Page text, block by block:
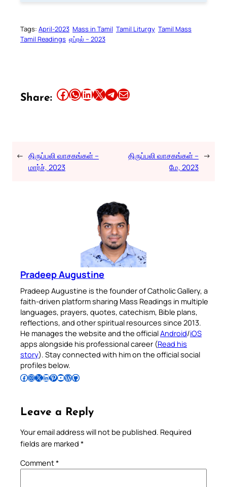
Tags: April-2023 Mass in Tamil Tamil Liturgy Tamil Mass
Tamil Readings ஏப்ரல் – 2023
Share: Share this article on Facebook Share this article on WhatsApp Share this article on LinkedIn Share this article on X Share this article on TelegramEmail this Article
← திருப்பலி வாசகங்கள் –
மார்ச், 2023
திருப்பலி வாசகங்கள் –
மே, 2023
→
Pradeep Augustine
Pradeep Augustine is the founder of Catholic Gallery, a
faith-driven platform sharing Mass Readings in multiple
languages, prayers, quotes, catechism, Bible plans,
reflections, and other spiritual resources since 2013.
He manages the website and the officialAndroid/iOS
apps alongside his professional career (Read his
story). Stay connected with him on the official social
profiles below.
Follow Pradeep on Facebook Follow Pradeep on InstagramFollow Pradeep on X Follow Pradeep on LinkedIn Follow Pradeep on Pinterest Subscribe to Pradeep’s Youtube Channel Follow Pradeep on WordPress Follow Pradeep on GitHub
Leave a Reply
Your email address will not be published. Required
fields are marked *
Comment*